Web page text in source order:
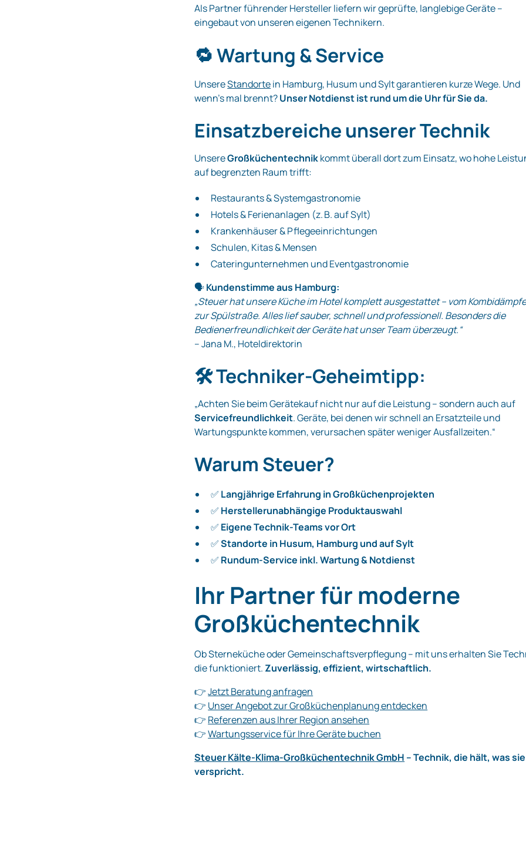
Als Partner führender Hersteller liefern wir geprüfte, langlebige Geräte –
eingebaut von unseren eigenen Technikern.
🔁Wartung & Service
UnsereStandortein Hamburg, Husum und Sylt garantieren kurze Wege. Und
wenn’s mal brennt?Unser Notdienst ist rund um die Uhr für Sie da.
Einsatzbereiche unserer Technik
UnsereGroßküchentechnikkommt überall dort zum Einsatz, wo hohe
auf begrenzten Raum trifft:
Restaurants & Systemgastronomie
Hotels & Ferienanlagen (z. B. auf Sylt)
Krankenhäuser & Pflegeeinrichtungen
Schulen, Kitas & Mensen
Cateringunternehmen und Eventgastronomie
🗣️Kundenstimme aus Hamburg:
„Steuer hat unsere Küche im Hotel komplett ausgestattet – vom
zur Spülstraße. Alles lief sauber, schnell und professionell. Besonders die
Bedienerfreundlichkeit der Geräte hat unser Team überzeugt.“
– Jana M., Hoteldirektorin
🛠️ Techniker-Geheimtipp:
„Achten Sie beim Gerätekauf nicht nur auf die Leistung – sondern auch auf
Servicefreundlichkeit. Geräte, bei denen wir schnell an Ersatzteile und
Wartungspunkte kommen, verursachen später weniger Ausfallzeiten.“
Warum Steuer?
✅ Langjährige Erfahrung in Großküchenprojekten
✅ Herstellerunabhängige Produktauswahl
✅ Eigene Technik-Teams vor Ort
✅Standorte in Husum, Hamburg und auf Sylt
✅ Rundum-Service inkl. Wartung & Notdienst
Ihr Partner für moderne
Großküchentechnik
Ob Sterneküche oder Gemeinschaftsverpflegung – mit uns erhalten Sie
die funktioniert. Zuverlässig, effizient, wirtschaftlich.
👉Jetzt Beratung anfragen
👉 Unser Angebot zur Großküchenplanung entdecken
👉 Referenzen aus Ihrer Region ansehen
👉Wartungsservice für Ihre Geräte buchen
Steuer Kälte-Klima-Großküchentechnik GmbH – Technik, die hält, was sie
verspricht.